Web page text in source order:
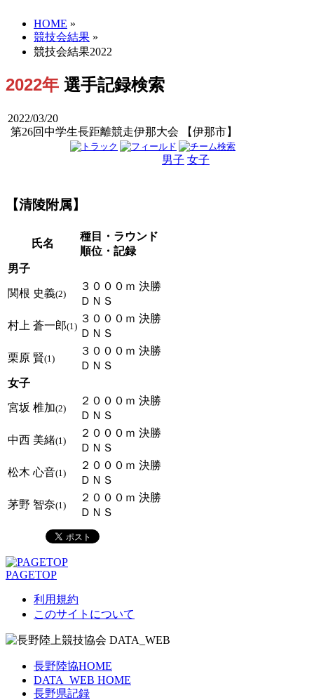
HOME »
競技会結果 »
競技会結果2022
2022年 選手記録検索
2022/03/20
第26回中学生長距離競走伊那大会 【伊那市】
男子 女子
【清陵附属】
氏名
種目・ラウンド
順位・記録
男子
関根 史義(2)
３０００ｍ 決勝
ＤＮＳ
村上 蒼一郎(1)
３０００ｍ 決勝
ＤＮＳ
栗原 賢(1)
３０００ｍ 決勝
ＤＮＳ
女子
宮坂 椎加(2)
２０００ｍ 決勝
ＤＮＳ
中西 美緒(1)
２０００ｍ 決勝
ＤＮＳ
松木 心音(1)
２０００ｍ 決勝
ＤＮＳ
茅野 智奈(1)
２０００ｍ 決勝
ＤＮＳ
PAGETOP
利用規約
このサイトについて
長野陸協HOME
DATA_WEB HOME
長野県記録